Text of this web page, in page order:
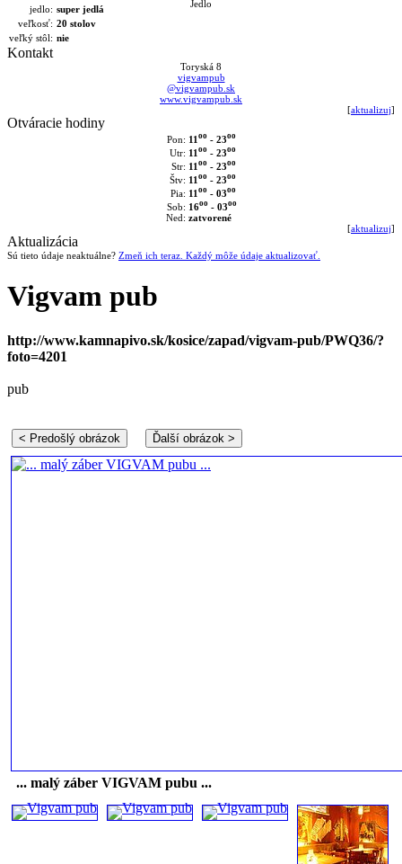
jedlo: super jedlá
veľkosť: 20 stolov
veľký stôl: nie
Kontakt
Toryská 8
vigvampub
@vigvampub.sk
www.vigvampub.sk
[aktualizuj]
Otváracie hodiny
Pon: 11 oo- 23oo
Utr: 11 oo- 23oo
Str: 11 oo- 23oo
Štv: 11 oo- 23oo
Pia: 11 oo- 03oo
Sob: 16oo- 03oo
Ned: zatvorené
[aktualizuj]
Aktualizácia
Sú tieto údaje neaktuálne? Zmeň ich teraz. Každý môže údaje aktualizovať.
Vigvam pub
http://www.kamnapivo.sk/kosice/zapad/vigvam-pub/PWQ36/?
foto=4201
pub
... malý záber VIGVAM pubu ...